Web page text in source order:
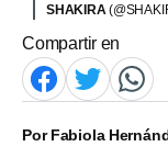
SHAKIRA
Compartir en
PorFabiola